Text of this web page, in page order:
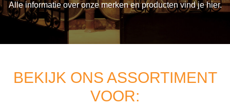
Alle informatie over onze merken en producten vind je hier.
BEKIJK ONS ASSORTIMENT
VOOR: